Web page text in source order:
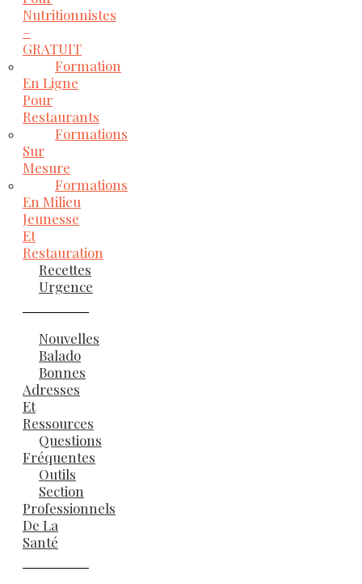
Nutritionnistes
–
GRATUIT
Formation
En Ligne
Pour
Restaurants
Formations
Sur
Mesure
Formations
En Milieu
Jeunesse
Et
Restauration
Recettes
Urgence
Nouvelles
Balado
Bonnes
Adresses
Et
Ressources
Questions
Fréquentes
Outils
Section
Professionnels
De La
Santé